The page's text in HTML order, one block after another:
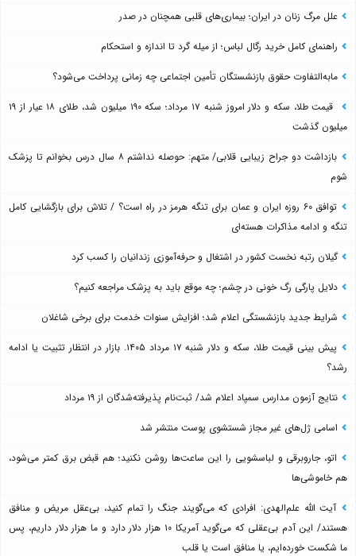
علل مرگ زنان در ایران؛ بیماری‌های قلبی همچنان در صدر
راهنمای کامل خرید رگال لباس؛ از میله گرد تا اندازه و استحکام
مابه‌التفاوت حقوق بازنشستگان تأمین اجتماعی چه زمانی پرداخت می‌شود؟
قیمت طلا، سکه و دلار امروز شنبه ۱۷ مرداد؛ سکه ۱۹۰ میلیون شد، طلای ۱۸ عیار از ۱۹
میلیون گذشت
بازداشت دو جراح زیبایی قلابی/ متهم: حوصله نداشتم ۸ سال درس بخوانم تا پزشک
شوم
توافق ۶۰ روزه ایران و عمان برای تنگه هرمز در راه است؟ / تلاش برای بازگشایی کامل
تنگه و ادامه مذاکرات هسته‌ای
گیلان رتبه نخست کشور در اشتغال و حرفه‌آموزی زندانیان را کسب کرد
دلایل پارگی رگ خونی در چشم؛ چه موقع باید به پزشک مراجعه کنیم؟
شرایط جدید بازنشستگی اعلام شد؛ افزایش سنوات خدمت برای برخی شاغلان
پیش بینی قیمت طلا، سکه و دلار شنبه ۱۷ مرداد ۱۴۰۵. بازار در انتظار تثبیت یا ادامه
رشد؟
نتایج آزمون مدارس سمپاد اعلام شد/ ثبت‌نام پذیرفته‌شدگان از ۱۹ مرداد
اسامی ژل‌های غیر مجاز شستشوی پوست منتشر شد
اتو، جاروبرقی و لباسشویی را این ساعت‌ها روشن نکنید؛ هم قبض برق کمتر می‌شود،
هم خاموشی‌ها
آیت الله علم‌الهدی: افرادی که می‌گویند جنگ را تمام کنید، بی‌عقل مریض و منافق
هستند/ این آدم بی‌عقلی که می‌گوید آمریکا ۱۰ هزار دلار دارد و ما هزار دلار داریم، پس
ما شکست خورده‌ایم، یا منافق است یا قلب